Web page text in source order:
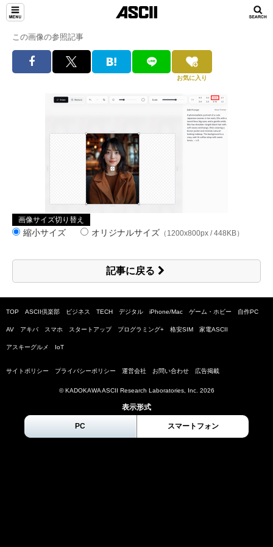
この画像の参照記事
お気に入り
画像サイズ切り替え
縮小サイズ オリジナルサイズ （1200x800px / 448KB）
記事に戻る
TOP ASCII倶楽部 ビジネス TECH デジタル iPhone/Mac ゲーム・ホビー 自作PC
AV アキバ スマホ スタートアップ プログラミング+ 格安SIM 家電ASCII
アスキーグルメ IoT
サイトポリシー プライバシーポリシー 運営会社 お問い合わせ 広告掲載
© KADOKAWA ASCII Research Laboratories, Inc. 2026
表示形式
PC スマートフォン